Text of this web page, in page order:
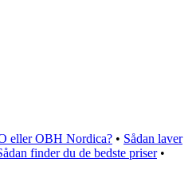
eller OBH Nordica? • Sådan laver
finder du de bedste priser•